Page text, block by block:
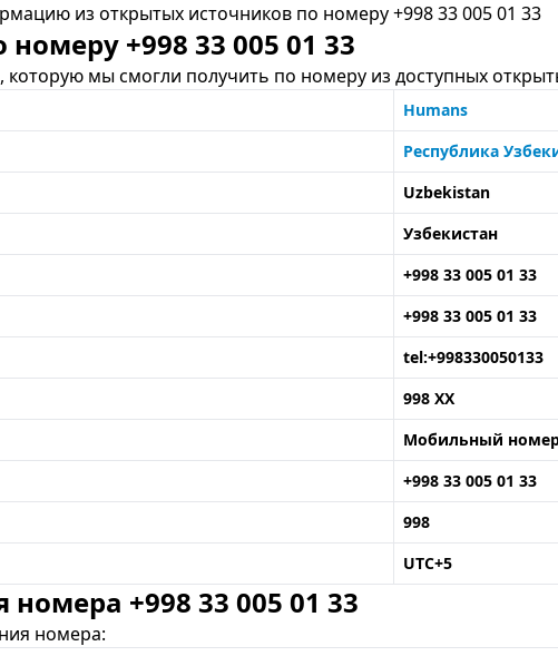
из открытых источников по номеру +998 33 005 01 33
+998 33 005 01 33
мы смогли получить по номеру из доступных
Humans
Республика
Uzbekistan
Узбекистан
+998 33 005 01 33
+998 33 005 01 33
tel:+998330050133
998 XX
Мобильный
+998 33 005 01 33
998
UTC+5
+998 33 005 01 33
номера: